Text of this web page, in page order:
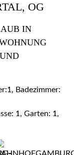
OG
IN D
Z
L
Badezimmer:
1, Garten: 1,